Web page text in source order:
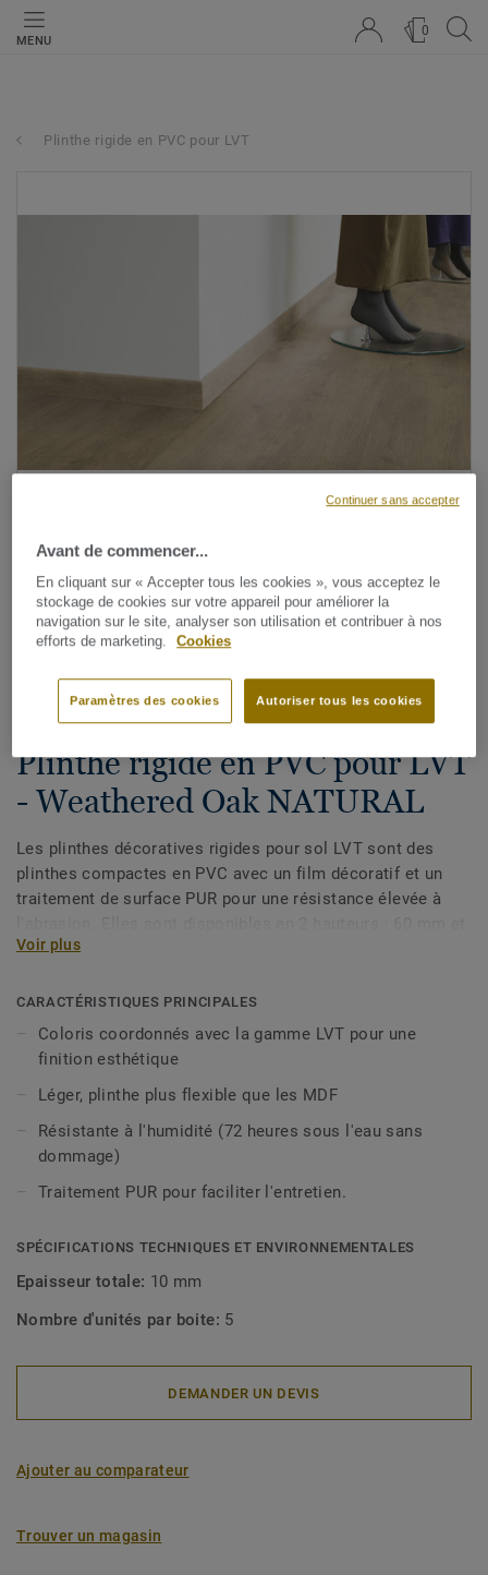
MENU
0
Plinthe rigide en PVC pour LVT
Voir tous les décors (175)
Plinthes, angles & profilés
Plinthe rigide en PVC pour LVT
- Weathered Oak NATURAL
Les plinthes décoratives rigides pour sol LVT sont des
plinthes compactes en PVC avec un film décoratif et un
traitement de surface PUR pour une résistance élevée à
80 mm (gamme Ultimate) et ont des couleurs coordonnées
décoratives sont compatibles avec tous nos revêtements
LVT (à coller, à cliquer et en pose libre).
Voir plus
CARACTÉRISTIQUES PRINCIPALES
Coloris coordonnés avec la gamme LVT pour une
finition esthétique
Léger, plinthe plus flexible que les MDF
Résistante à l'humidité (72 heures sous l'eau sans
dommage)
Traitement PUR pour faciliter l'entretien.
SPÉCIFICATIONS TECHNIQUES ET ENVIRONNEMENTALES
Epaisseur totale: 10 mm
Nombre d'unités par boite: 5
DEMANDER UN DEVIS
Ajouter au comparateur
Trouver un magasin
Avant de commencer...
En cliquant sur « Accepter tous les cookies », vous acceptez le
stockage de cookies sur votre appareil pour améliorer la
navigation sur le site, analyser son utilisation et contribuer à nos
efforts de marketing.
Cookies
Autoriser tous les cookies
Paramètres des cookies
Continuer sans accepter